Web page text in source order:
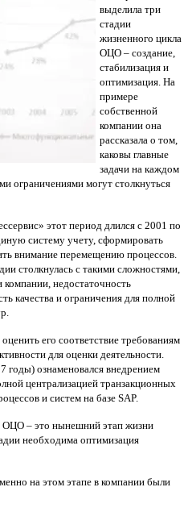
выделила три
стадии
жизненного цикла
ОЦО – создание,
стабилизация и
оптимизация. На
примере
собственной
компании она
рассказала о том,
каковы главные
задачи на каждом
ограничениями могут столкнуться
этот период длился с 2001 по
систему учету, сформировать
внимание перемещению процессов.
столкнулась с такими сложностями,
недостаточность
качества и ограничения для полной
его соответствие требованиям
для оценки деятельности.
годы) ознаменовался внедрением
централизацией транзакционных
и систем на базе SAP.
ОЦО – это нынешний этап жизни
необходима оптимизация
на этом этапе в компании были